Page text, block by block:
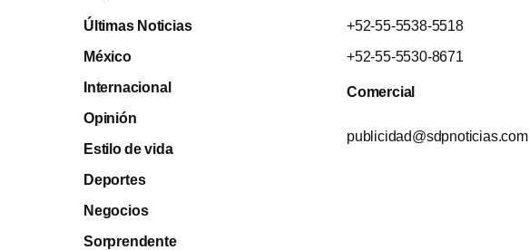
Últimas Noticias
México
Internacional
Opinión
Estilo de vida
Deportes
Negocios
Sorprendente
+52-55-5538-5518
+52-55-5530-8671
Comercial
publicidad@sdpnoticias.com